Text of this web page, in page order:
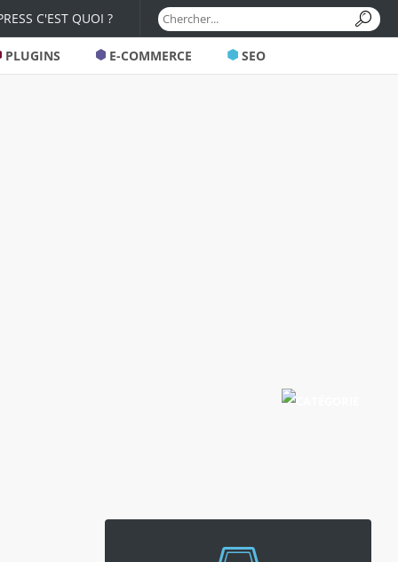
C'EST QUOI ?
PLUGINS E-COMMERCE SEO